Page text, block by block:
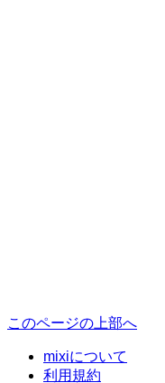
このページの上部へ
mixiについて
利用規約